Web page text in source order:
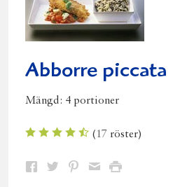
Abborre piccata
Mängd: 4 portioner
(17 röster)
Dela Dela Dela DelaSkriv